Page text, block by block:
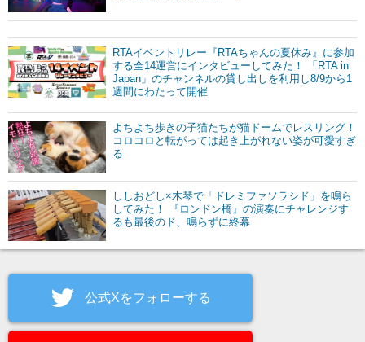
RTAイベントリレー『RTAちゃんの夏休み』に参加
する全14運営にインタビューしてみた！ 「RTA in
Japan」のチャンネルの貸し出しを利用し8/9から1
週間にわたって開催
よちよち歩きの子猫たちが猫ドームでレスリング！
コロコロと転がっては起き上がれない姿が可愛すぎ
る
ししおどし×木琴で「ドレミファソラシド」を鳴ら
してみた！ 『ロンドン橋』の演奏にチャレンジす
るも最後のド、鳴らずに終幕
公式Xをフォローする